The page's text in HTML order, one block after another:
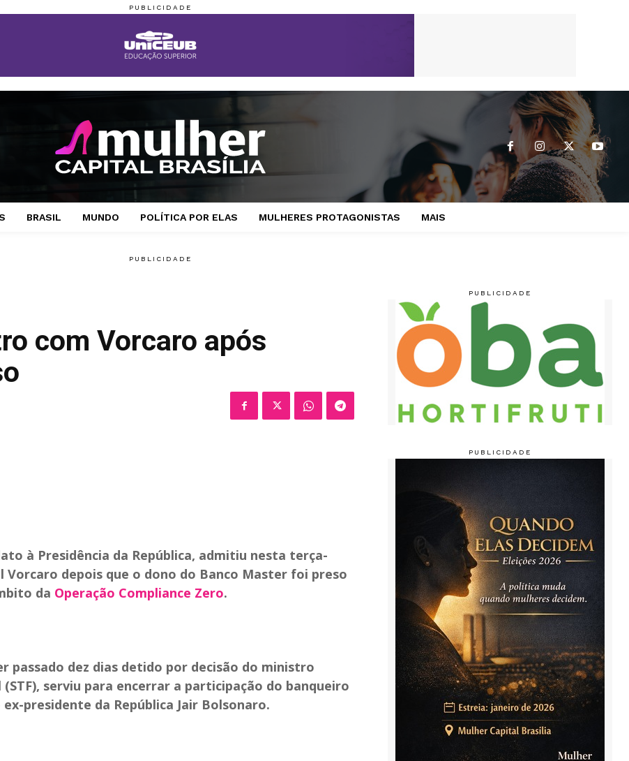
BRASIL MUNDO POLÍTICA POR ELAS MULHERES PROTAGONISTAS MAIS
com Vorcaro após
à Presidência da República, admitiu nesta terça-
Vorcaro depois que o dono do Banco Master foi preso
da Operação Compliance Zero.
passado dez dias detido por decisão do ministro
serviu para encerrar a participação do banqueiro
presidente da República Jair Bolsonaro.